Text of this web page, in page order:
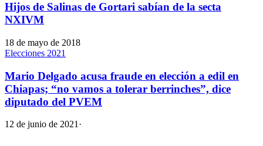
Hijos de Salinas de Gortari sabían de la secta
NXIVM
18 de mayo de 2018
Elecciones 2021
Mario Delgado acusa fraude en elección a edil en
Chiapas; “no vamos a tolerar berrinches”, dice
diputado del PVEM
12 de junio de 2021·